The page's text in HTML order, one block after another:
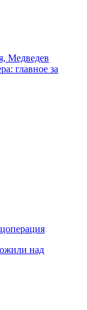
Медведев
главное за
над